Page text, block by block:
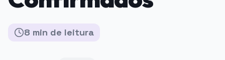
8 min de leitura